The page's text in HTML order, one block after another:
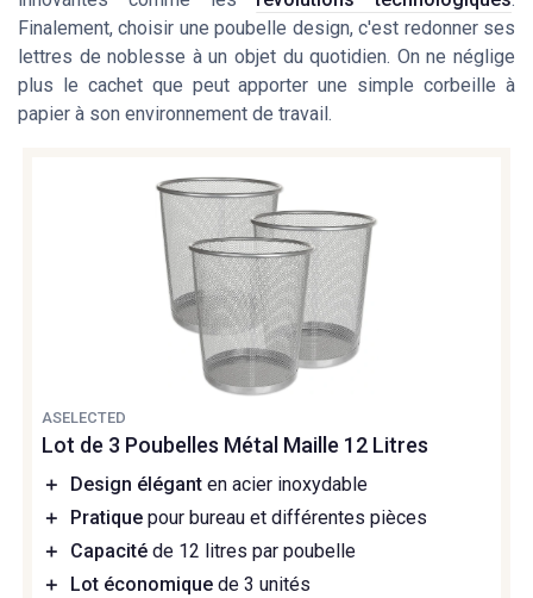
Finalement, choisir une poubelle design, c'est redonner ses
lettres de noblesse à un objet du quotidien. On ne néglige
plus le cachet que peut apporter une simple corbeille à
papier à son environnement de travail.
ASELECTED
Lot de 3 Poubelles Métal Maille 12 Litres
＋ Design élégant en acier inoxydable
＋
Pratique pour bureau et différentes pièces
＋
Capacité de 12 litres par poubelle
＋
Lot économique de 3 unités